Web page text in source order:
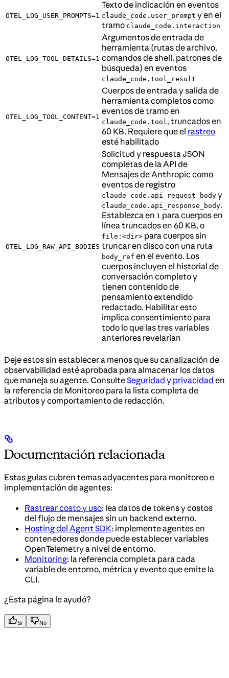
OTEL_LOG_USER_PROMPTS=1
Texto de indicación en eventos
claude_code.user_prompt y en el
tramo claude_code.interaction
OTEL_LOG_TOOL_DETAILS=1
Argumentos de entrada de
herramienta (rutas de archivo,
comandos de shell, patrones de
búsqueda) en eventos
claude_code.tool_result
OTEL_LOG_TOOL_CONTENT=1
Cuerpos de entrada y salida de
herramienta completos como
eventos de tramo en
claude_code.tool, truncados en
60 KB. Requiere que el rastreo
esté habilitado
OTEL_LOG_RAW_API_BODIES
Solicitud y respuesta JSON
completas de la API de
Mensajes de Anthropic como
eventos de registro
claude_code.api_request_body y
claude_code.api_response_body.
Establezca en 1 para cuerpos en
línea truncados en 60 KB, o
file:<dir> para cuerpos sin
truncar en disco con una ruta
body_ref en el evento. Los
cuerpos incluyen el historial de
conversación completo y
tienen contenido de
pensamiento extendido
redactado. Habilitar esto
implica consentimiento para
todo lo que las tres variables
anteriores revelarían
Deje estos sin establecer a menos que su canalización de
observabilidad esté aprobada para almacenar los datos
que maneja su agente. ConsulteSeguridad y privacidad en
la referencia de Monitoreo para la lista completa de
atributos y comportamiento de redacción.
Documentación relacionada
Estas guías cubren temas adyacentes para monitoreo e
implementación de agentes:
Rastrear costo y uso: lea datos de tokens y costos
del flujo de mensajes sin un backend externo.
Hosting del Agent SDK: implemente agentes en
contenedores donde puede establecer variables
OpenTelemetry a nivel de entorno.
Monitoring: la referencia completa para cada
variable de entorno, métrica y evento que emite la
CLI.
¿Esta página le ayudó?
Si No